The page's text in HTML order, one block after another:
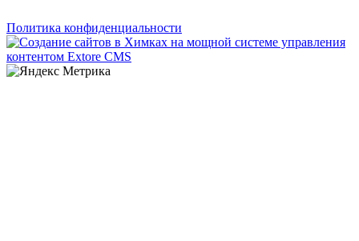
Политика конфиденциальности